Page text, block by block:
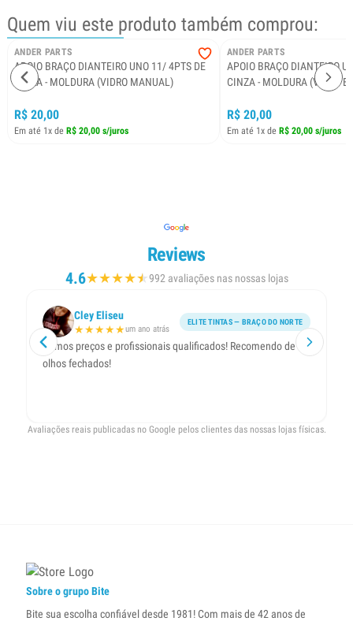
Quem viu este produto também comprou:
ANDER PARTS
APOIO BRAÇO DIANTEIRO UNO 11/ 4PTS DE
CINZA - MOLDURA (VIDRO MANUAL)
R$ 20,00
Em até 1x de R$ 20,00 s/juros
ANDER PARTS
APOIO BRAÇO DIANTEIRO
CINZA - MOLDURA (VIDRO
R$ 20,00
Em até 1x de R$ 20,00 s/juros
Reviews
4.6★★★★★
★992 avaliações nas nossas lojas
Cley Eliseu
★★★★★um ano atrás
ELITE TINTAS — BRAÇO DO NORTE
Ótimos preços e profissionais qualificados! Recomendo de
olhos fechados!
Avaliações reais publicadas no Google pelos clientes das nossas lojas físicas.
Sobre o grupo Bite
Bite sua escolha confiável desde 1981! Com mais de 42 anos de